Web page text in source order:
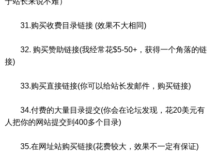
31.购买收费目录链接 (效果不大相同)
32. 购买赞助链接(我经常花$5-50+，获得一个角落的链
接)
33.购买直接链接(你可以给站长发邮件，购买链接)
34.付费的大量目录提交(你会在论坛发现，花20美元有
人把你的网站提交到400多个目录)
35.在网址站购买链接(花费较大，效果不一定有保证)